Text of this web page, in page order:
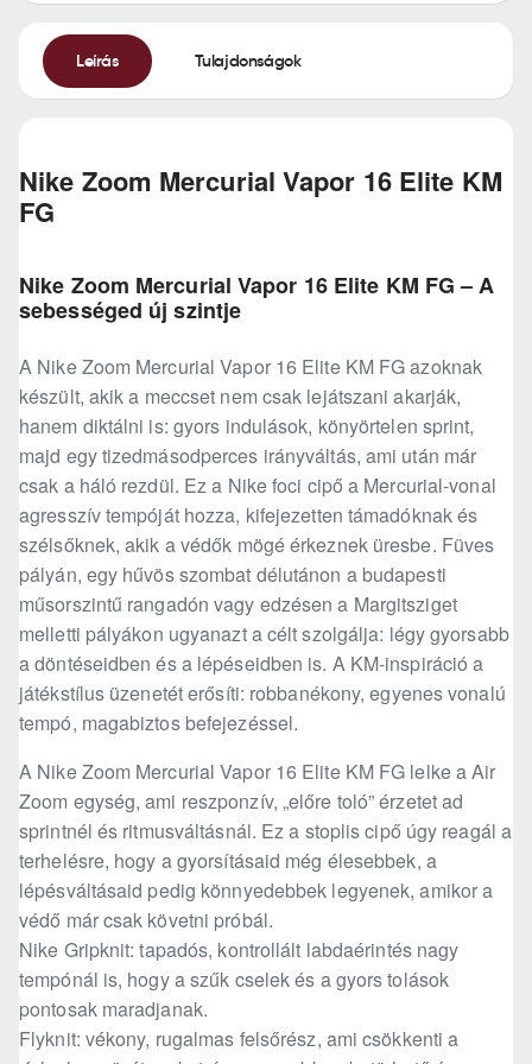
Leírás Tulajdonságok
Nike Zoom Mercurial Vapor 16 Elite KM
FG
Nike Zoom Mercurial Vapor 16 Elite KM FG – A
sebességed új szintje
A Nike Zoom Mercurial Vapor 16 Elite KM FG azoknak
készült, akik a meccset nem csak lejátszani akarják,
hanem diktálni is: gyors indulások, könyörtelen sprint,
majd egy tizedmásodperces irányváltás, ami után már
csak a háló rezdül. Ez a Nike foci cipő a Mercurial-vonal
agresszív tempóját hozza, kifejezetten támadóknak és
szélsőknek, akik a védők mögé érkeznek üresbe. Füves
pályán, egy hűvös szombat délutánon a budapesti
műsorszintű rangadón vagy edzésen a Margitsziget
melletti pályákon ugyanazt a célt szolgálja: légy gyorsabb
a döntéseidben és a lépéseidben is. A KM-inspiráció a
játékstílus üzenetét erősíti: robbanékony, egyenes vonalú
tempó, magabiztos befejezéssel.
A Nike Zoom Mercurial Vapor 16 Elite KM FG lelke a Air
Zoom egység, ami reszponzív, „előre toló” érzetet ad
sprintnél és ritmusváltásnál. Ez a stoplis cipő úgy reagál a
terhelésre, hogy a gyorsításaid még élesebbek, a
lépésváltásaid pedig könnyedebbek legyenek, amikor a
védő már csak követni próbál.
Nike Gripknit: tapadós, kontrollált labdaérintés nagy
tempónál is, hogy a szűk cselek és a gyors tolások
pontosak maradjanak.
Flyknit: vékony, rugalmas felsőrész, ami csökkenti a